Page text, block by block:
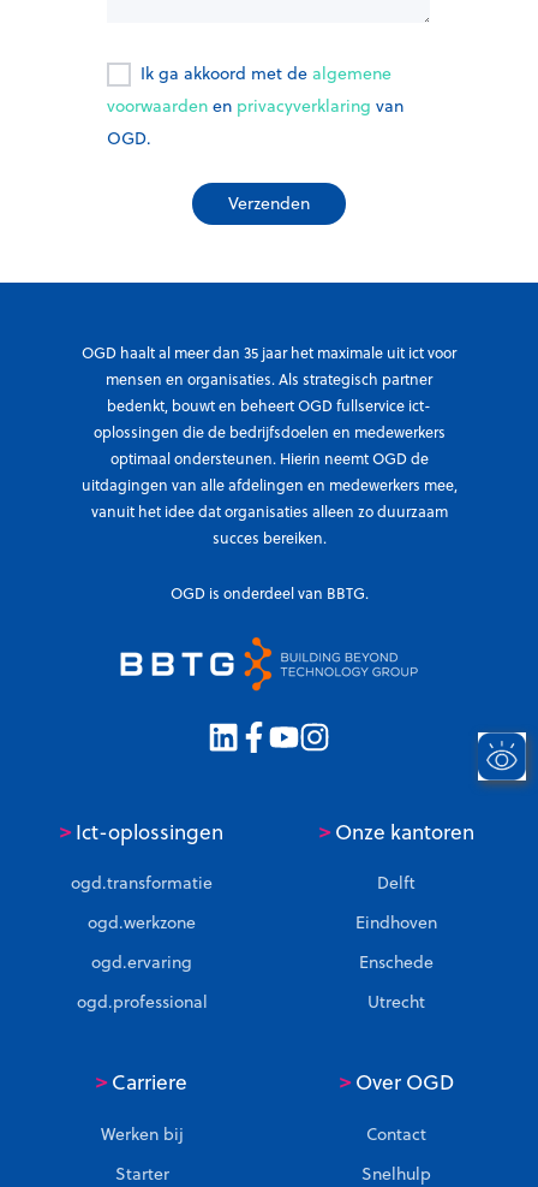
Ik ga akkoord met de algemene
voorwaarden en privacyverklaring van
OGD.
OGD haalt al meer dan 35 jaar het maximale uit ict voor
mensen en organisaties. Als strategisch partner
bedenkt, bouwt en beheert OGD fullservice ict-
oplossingen die de bedrijfsdoelen en medewerkers
optimaal ondersteunen. Hierin neemt OGD de
uitdagingen van alle afdelingen en medewerkers mee,
vanuit het idee dat organisaties alleen zo duurzaam
succes bereiken.
OGD is onderdeel van BBTG.
>Ict-oplossingen
ogd.transformatie
ogd.werkzone
ogd.ervaring
ogd.professional
>Onze kantoren
Delft
Eindhoven
Enschede
Utrecht
>Carriere
Werken bij
Starter
>Over OGD
Contact
Snelhulp